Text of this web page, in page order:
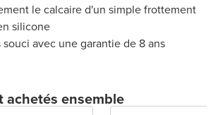
le calcaire d'un simple frottement
silicone
souci avec une garantie de 8 ans
achetés ensemble